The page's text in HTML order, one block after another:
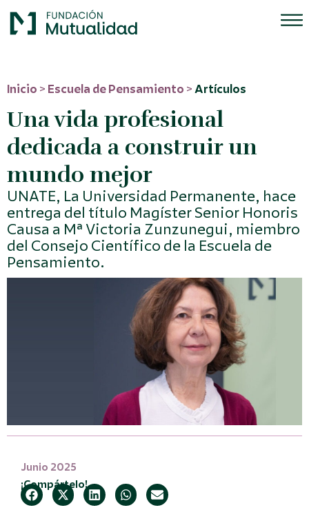
Inicio > Escuela de Pensamiento >Artículos
Una vida profesional
dedicada a construir un
mundo mejor
UNATE, La Universidad Permanente, hace
entrega del título Magíster Senior Honoris
Causa a Mª Victoria Zunzunegui, miembro
del Consejo Científico de la Escuela de
Pensamiento.
Junio 2025
¡Compártelo!